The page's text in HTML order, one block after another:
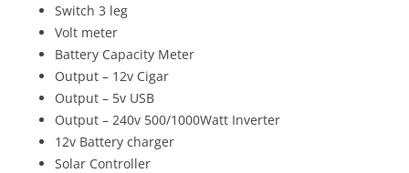
Switch 3 leg
Volt meter
Battery Capacity Meter
Output – 12v Cigar
Output – 5v USB
Output – 240v 500/1000Watt Inverter
12v Battery charger
Solar Controller